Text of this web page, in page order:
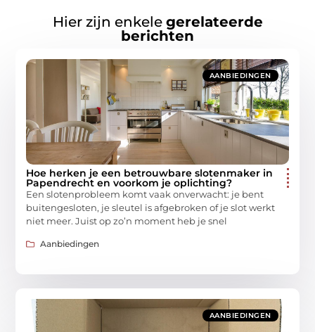
Hier zijn enkele gerelateerde
berichten
AANBIEDINGEN
Hoe herken je een betrouwbare slotenmaker in
Papendrecht en voorkom je oplichting?
Een slotenprobleem komt vaak onverwacht: je bent
buitengesloten, je sleutel is afgebroken of je slot werkt
niet meer. Juist op zo’n moment heb je snel
Aanbiedingen
AANBIEDINGEN